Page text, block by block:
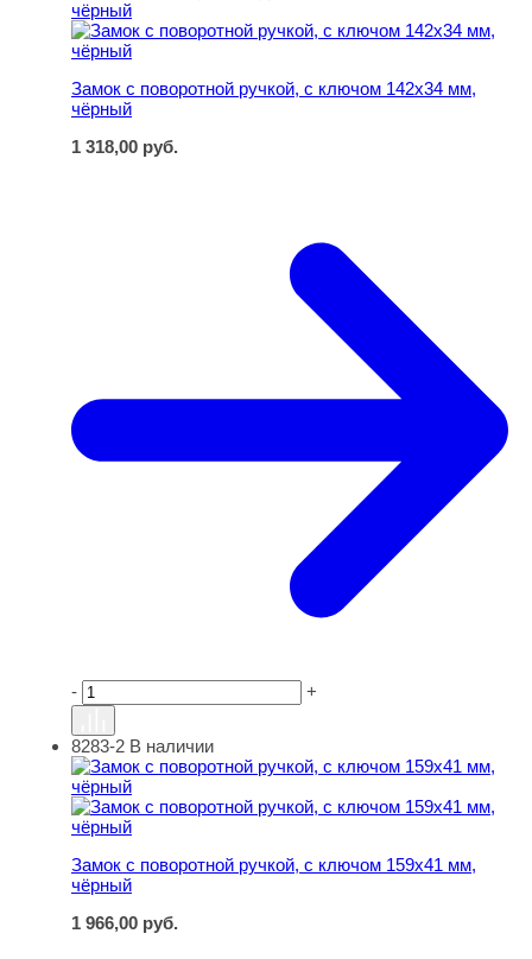
Замок с поворотной ручкой, с ключом 142х34 мм,
чёрный
1 318,00 руб.
- +
Замок с поворотной ручкой, с ключом 159х41 мм,
8283-2 В наличии
Замок с поворотной ручкой, с ключом 159х41 мм,
чёрный
1 966,00 руб.